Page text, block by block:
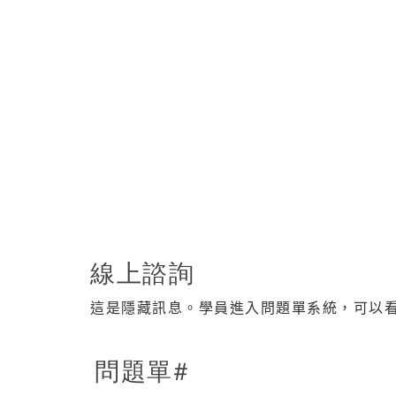
線上諮詢
這是隱藏訊息。學員進入問題單系統，可以
問題單#